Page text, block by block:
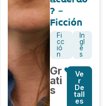
? -
Ficción
Fi
cc
ió
n
In
gl
é
s
Gr
ati
s
Ve
r
De
tall
es